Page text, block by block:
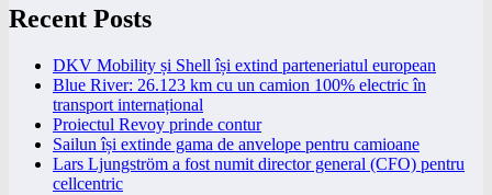
Recent Posts
DKV Mobility și Shell își extind parteneriatul european
Blue River: 26.123 km cu un camion 100% electric în
transport internațional
Proiectul Revoy prinde contur
Sailun își extinde gama de anvelope pentru camioane
Lars Ljungström a fost numit director general (CFO) pentru
cellcentric